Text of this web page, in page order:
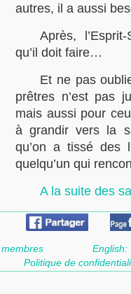
autres, il a aussi
Après,
qu’il doit faire…
Et ne pas
prêtres n’est pas
mais aussi pour
à grandir vers la
qu’on a tissé des
quelqu’un qui
A la suite des
membres
English:
Politique de